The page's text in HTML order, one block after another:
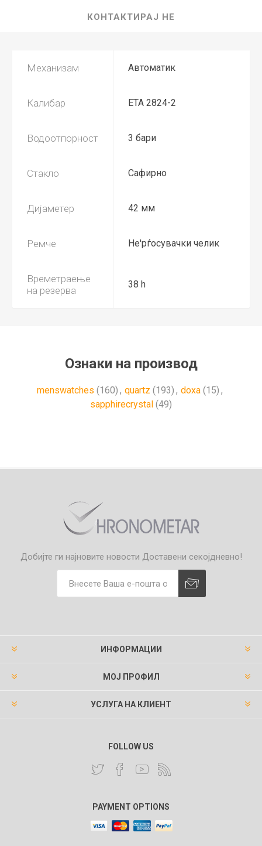
КОНТАКТИРАЈ НЕ
Механизам Автоматик
Калибар ETA 2824-2
Водоотпорност 3 бари
Стакло Сафирно
Дијаметер 42 мм
Ремче Не'рѓосувачки челик
Времетраење
на резерва
38 h
Ознаки на производ
menswatches (160) , quartz (193) , doxa (15) ,
sapphirecrystal (49)
Добијте ги најновите новости Доставени секојдневно!
ИНФОРМАЦИИ
МОЈ ПРОФИЛ
УСЛУГА НА КЛИЕНТ
FOLLOW US
PAYMENT OPTIONS